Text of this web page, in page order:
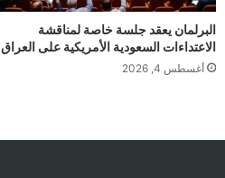
البرلمان يعقد جلسة خاصة لمناقشة
الاعتداءات السعودية الأمريكية على العراق
أغسطس 4, 2026